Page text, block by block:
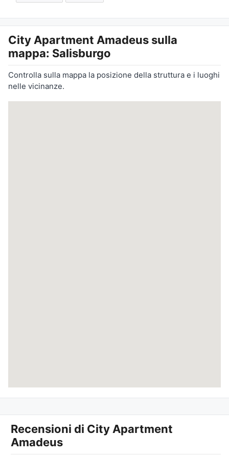
City Apartment Amadeus sulla
mappa: Salisburgo
Controlla sulla mappa la posizione della struttura e i luoghi
nelle vicinanze.
Recensioni di City Apartment
Amadeus